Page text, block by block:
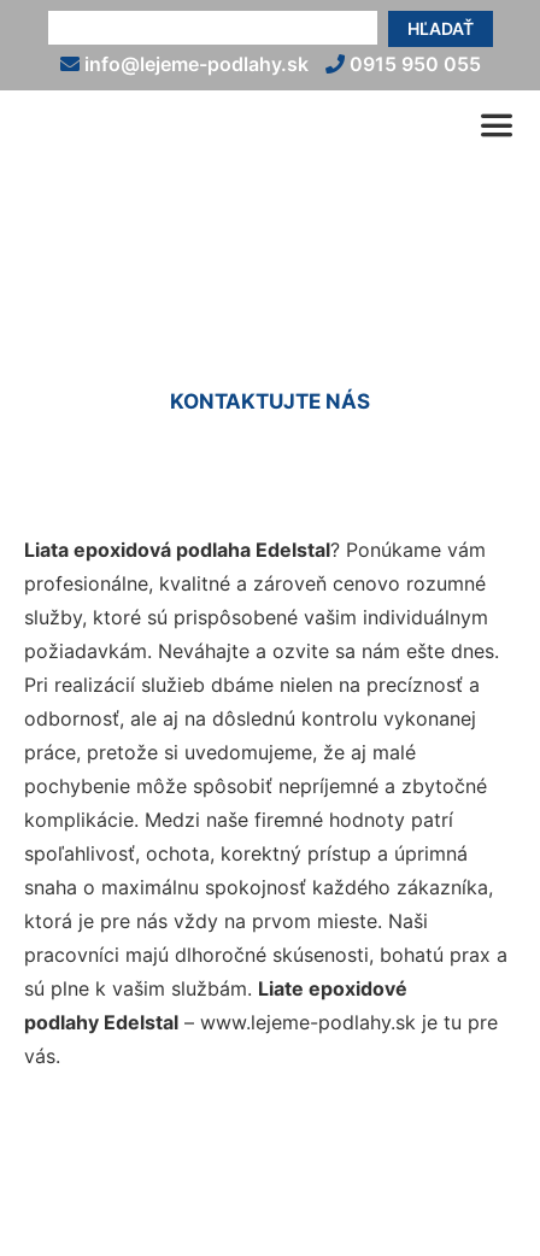
HĽADAŤ
info@lejeme-podlahy.sk 0915 950 055
KONTAKTUJTE NÁS
Liata epoxidová podlaha Edelstal? Ponúkame vám
profesionálne, kvalitné a zároveň cenovo rozumné
služby, ktoré sú prispôsobené vašim individuálnym
požiadavkám. Neváhajte a ozvite sa nám ešte dnes.
Pri realizácií služieb dbáme nielen na precíznosť a
odbornosť, ale aj na dôslednú kontrolu vykonanej
práce, pretože si uvedomujeme, že aj malé
pochybenie môže spôsobiť nepríjemné a zbytočné
komplikácie. Medzi naše firemné hodnoty patrí
spoľahlivosť, ochota, korektný prístup a úprimná
snaha o maximálnu spokojnosť každého zákazníka,
ktorá je pre nás vždy na prvom mieste. Naši
pracovníci majú dlhoročné skúsenosti, bohatú prax a
sú plne k vašim službám. Liate epoxidové
podlahy Edelstal – www.lejeme-podlahy.sk je tu pre
vás.